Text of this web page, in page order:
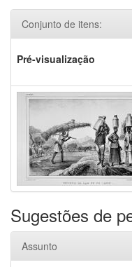
Conjunto de itens:
Pré-visualização
Sugestões de
Assunto